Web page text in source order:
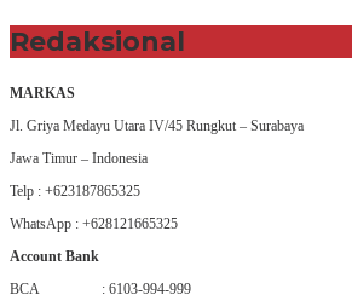
Redaksional
MARKAS
Jl. Griya Medayu Utara IV/45 Rungkut – Surabaya
Jawa Timur – Indonesia
Telp : +623187865325
WhatsApp : +628121665325
Account Bank
BCA : 6103-994-999